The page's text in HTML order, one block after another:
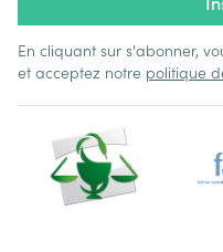
En cliquant sur s'abonner,
et acceptez notre politique